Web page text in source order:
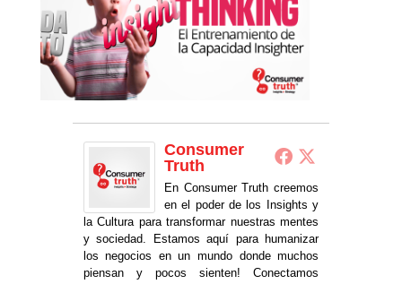
Consumer
Truth
En Consumer Truth creemos
en el poder de los Insights y
la Cultura para transformar nuestras mentes
y sociedad. Estamos aquí para humanizar
los negocios en un mundo donde muchos
piensan y pocos sienten! Conectamos